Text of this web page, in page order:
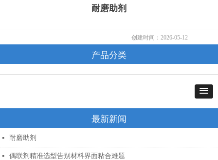
产品分类
最新新闻
넷 耐磨助剂
넷 偶联剂精准选型告别材料界面粘合难题
耐磨助剂
创建时间： 2026-05-12